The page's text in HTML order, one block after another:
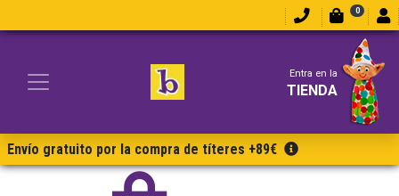
0
Entra en la
TIENDA
Envío gratuito por la compra de títeres +89€